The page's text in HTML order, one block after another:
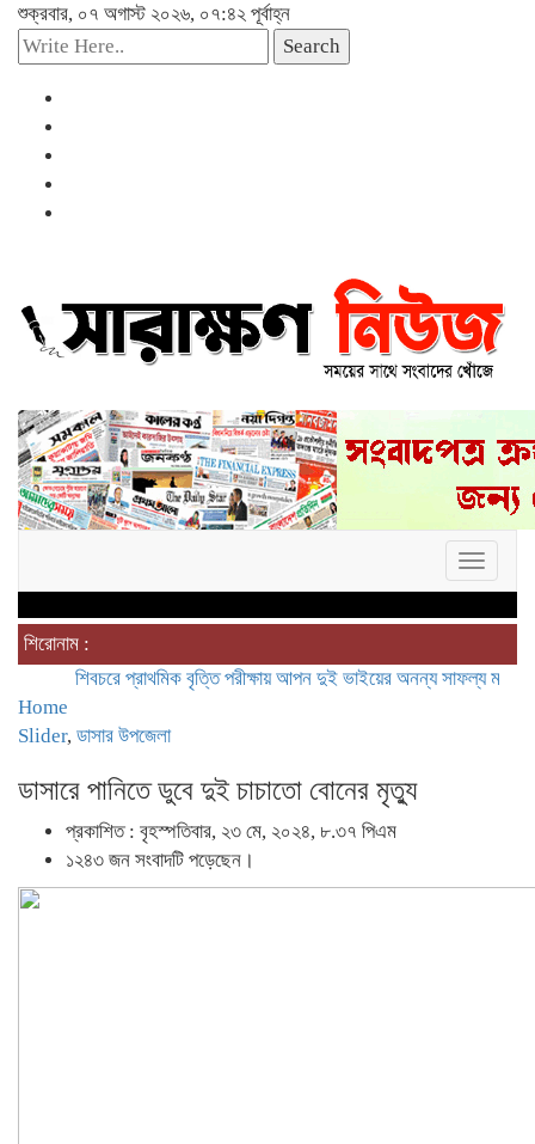
শুক্রবার, ০৭ অগাস্ট ২০২৬, ০৭:৪২ পূর্বাহ্ন
Search
Toggle
শিরোনাম :
শিবচরে প্রাথমিক বৃত্তি পরীক্ষায় আপন দুই ভাইয়ের অনন্য সাফল্য মাদারীপুরের
Home
Slider, ডাসার উপজেলা
ডাসারে পানিতে ডুবে দুই চাচাতো বোনের মৃত্যু
প্রকাশিত : বৃহস্পতিবার, ২৩ মে, ২০২৪, ৮.৩৭ পিএম
১২৪৩ জন সংবাদটি পড়েছেন।